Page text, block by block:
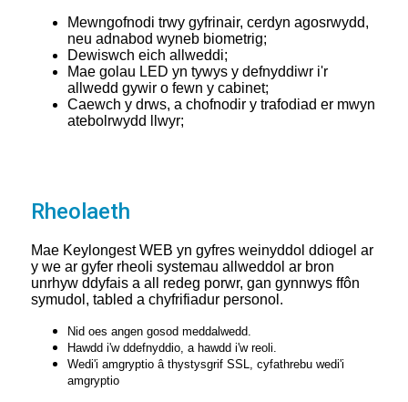
Mewngofnodi trwy gyfrinair, cerdyn agosrwydd,
neu adnabod wyneb biometrig;
Dewiswch eich allweddi;
Mae golau LED yn tywys y defnyddiwr i'r
allwedd gywir o fewn y cabinet;
Caewch y drws, a chofnodir y trafodiad er mwyn
atebolrwydd llwyr;
Rheolaeth
Mae Keylongest WEB yn gyfres weinyddol ddiogel ar
y we ar gyfer rheoli systemau allweddol ar bron
unrhyw ddyfais a all redeg porwr, gan gynnwys ffôn
symudol, tabled a chyfrifiadur personol.
Nid oes angen gosod meddalwedd.
Hawdd i'w ddefnyddio, a hawdd i'w reoli.
Wedi'i amgryptio â thystysgrif SSL, cyfathrebu wedi'i
amgryptio